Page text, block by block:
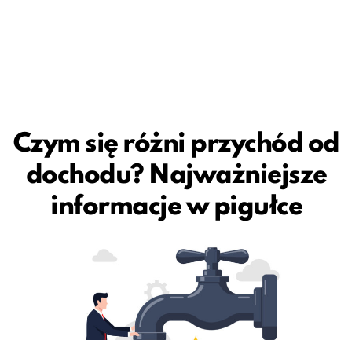
Czym się różni przychód od
dochodu? Najważniejsze
informacje w pigułce